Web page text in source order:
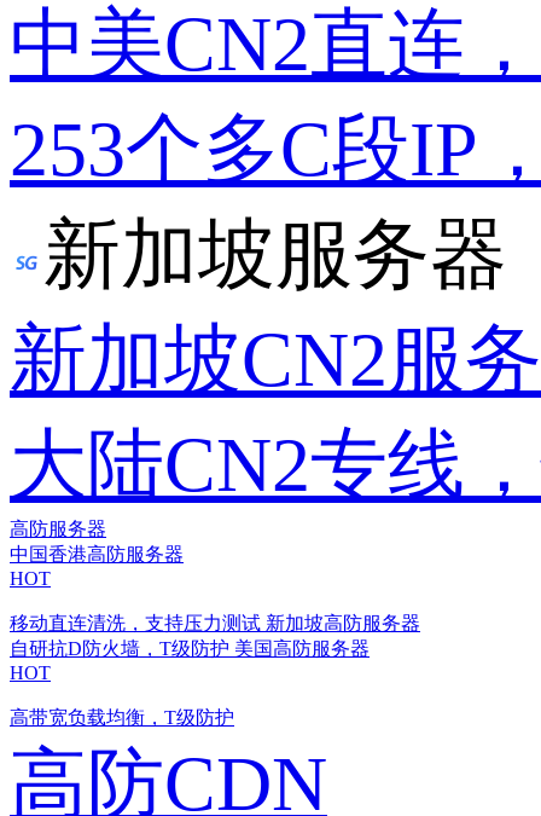
中美CN2直连
253个多C段IP
新加坡服务器
新加坡CN2服
大陆CN2专线
高防服务器
中国香港高防服务器
HOT
移动直连清洗，支持压力测试 新加坡高防服务器
自研抗D防火墙，T级防护 美国高防服务器
HOT
高带宽负载均衡，T级防护
高防CDN